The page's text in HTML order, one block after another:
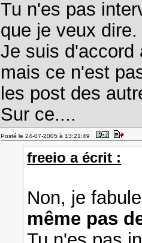
Tu n'es pas
que je veux dire.
Je suis d'accord
mais ce n'est
les post des
Sur ce....
Posté le 24-07-2005 à 13:21:49
freeio a écrit :
Non, je
même pas